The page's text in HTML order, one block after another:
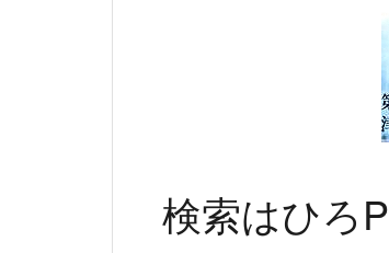
検索はひろP